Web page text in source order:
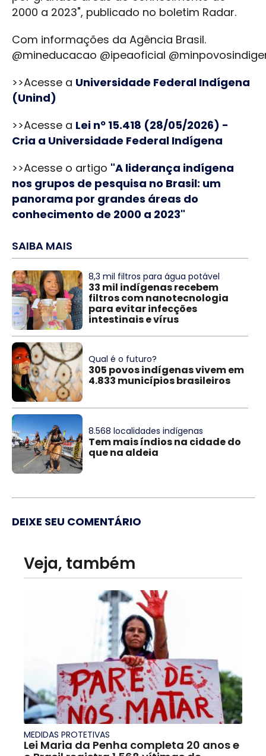
2000 a 2023", publicado no boletim Radar.
Com informações da Agência Brasil.
@mineducacao @ipeaoficial
>>Acesse a Universidade Federal Indígena
(Unind)
>>Acesse a Lei nº 15.418 (28/05/2026) -
Cria a Universidade Federal Indígena
>>Acesse o artigo "A liderança indígena
nos grupos de pesquisa no Brasil: um
panorama por grandes áreas do
conhecimento de 2000 a 2023"
SAIBA MAIS
8,3 mil filtros para água potável
33 mil indígenas recebem
filtros com nanotecnologia
para evitar infecções
intestinais e vírus
Qual é o futuro?
305 povos indígenas vivem em
4.833 municípios brasileiros
8.568 localidades indígenas
Tem mais índios na cidade do
que na aldeia
DEIXE SEU COMENTÁRIO
Veja, também
MEDIDAS PROTETIVAS
Lei Maria da Penha completa 20 anos e